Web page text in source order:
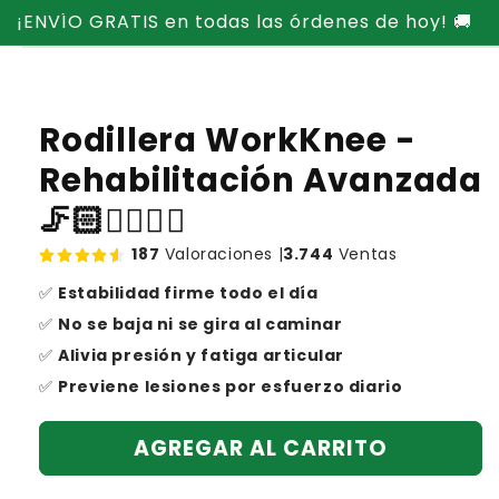
contenido
¡ENVÍO GRATIS en todas las órdenes de hoy! 🚚
Rodillera WorkKnee -
Rehabilitación Avanzada
🦵🏻🧑🏻‍⚕️✨
187 Valoraciones |3.744 Ventas
✅ Estabilidad firme todo el día
✅ No se baja ni se gira al caminar
✅Alivia presión y fatiga articular
✅ Previene lesiones por esfuerzo diario
AGREGAR AL CARRITO